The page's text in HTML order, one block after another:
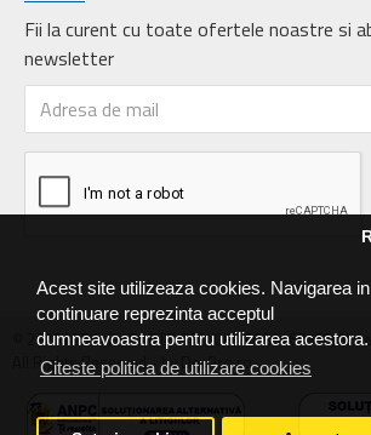
Acest site utilizeaza cookies. Navigarea in
continuare reprezinta acceptul
dumneavoastra pentru utilizarea acestora.
Citeste politica de utilizare cookies
Fii la curent cu toate ofertele noastre si
newsletter
© 2026 MIRALEX PARTS SRL, CIF: RO30468586,
All Rights Reserved - by DevPro.ro